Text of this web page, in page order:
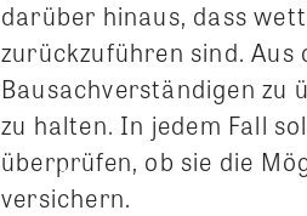
darüber hinaus, dass
zurückzuführen sind.
Bausachverständigen zu
zu halten. In jedem Fall
überprüfen, ob sie die
versichern.